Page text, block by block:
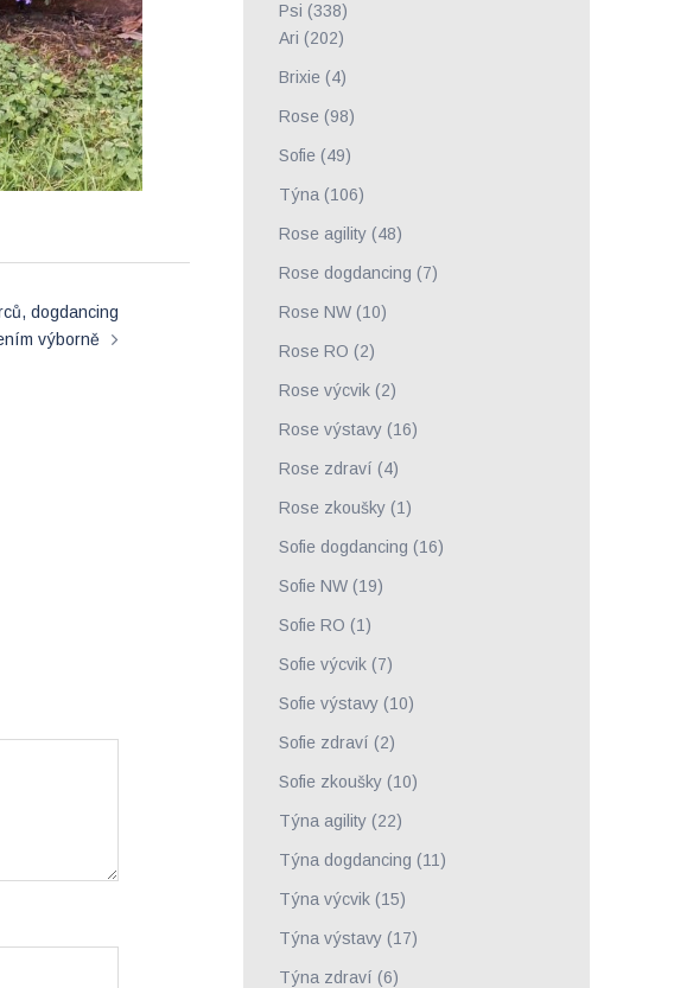
dogdancing
výborně
Psi (338)
Ari (202)
Brixie(4)
Rose(98)
Sofie(49)
Týna (106)
Rose agility(48)
Rose dogdancing (7)
Rose NW(10)
Rose RO (2)
Rose výcvik(2)
Rose výstavy(16)
Rose zdraví (4)
Rose zkoušky(1)
Sofie dogdancing (16)
Sofie NW(19)
Sofie RO (1)
Sofie výcvik(7)
Sofie výstavy(10)
Sofie zdraví (2)
Sofie zkoušky(10)
Týna agility(22)
Týna dogdancing (11)
Týna výcvik(15)
Týna výstavy(17)
Týna zdraví (6)